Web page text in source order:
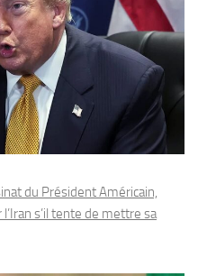
du Président Américain,
s’il tente de mettre sa